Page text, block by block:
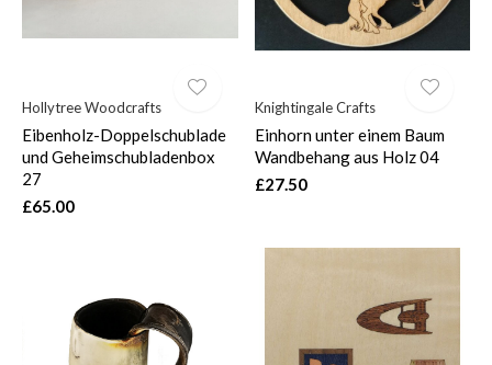
Hollytree Woodcrafts
Eibenholz-Doppelschublade
und Geheimschubladenbox
27
£65.00
Knightingale Crafts
Einhorn unter einem Baum
Wandbehang aus Holz 04
£27.50